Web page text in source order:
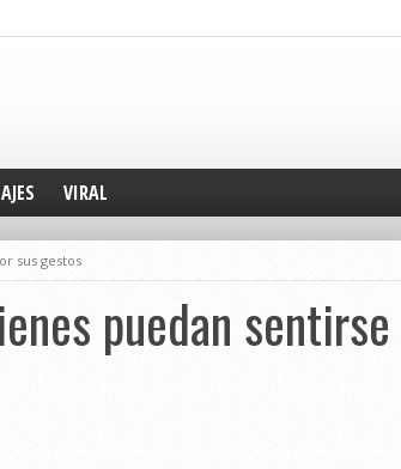
VIRAL
sus gestos
puedan